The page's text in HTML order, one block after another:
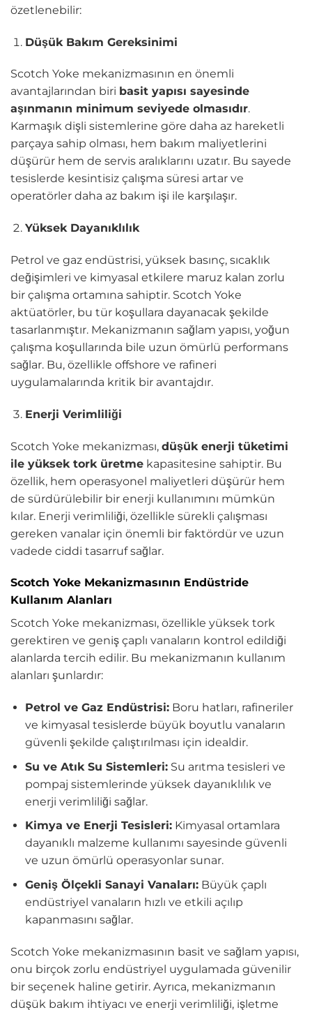
özetlenebilir:
Düşük Bakım Gereksinimi
Scotch Yoke mekanizmasının en önemli
avantajlarından biri basit yapısı sayesinde
aşınmanın minimum seviyede olmasıdır.
Karmaşık dişli sistemlerine göre daha az hareketli
parçaya sahip olması, hem bakım maliyetlerini
düşürür hem de servis aralıklarını uzatır. Bu sayede
tesislerde kesintisiz çalışma süresi artar ve
operatörler daha az bakım işi ile karşılaşır.
Yüksek Dayanıklılık
Petrol ve gaz endüstrisi, yüksek basınç, sıcaklık
değişimleri ve kimyasal etkilere maruz kalan zorlu
bir çalışma ortamına sahiptir. Scotch Yoke
aktüatörler, bu tür koşullara dayanacak şekilde
tasarlanmıştır. Mekanizmanın sağlam yapısı, yoğun
çalışma koşullarında bile uzun ömürlü performans
sağlar. Bu, özellikle offshore ve rafineri
uygulamalarında kritik bir avantajdır.
Enerji Verimliliği
Scotch Yoke mekanizması, düşük enerji tüketimi
ile yüksek tork üretme kapasitesine sahiptir. Bu
özellik, hem operasyonel maliyetleri düşürür hem
de sürdürülebilir bir enerji kullanımını mümkün
kılar. Enerji verimliliği, özellikle sürekli çalışması
gereken vanalar için önemli bir faktördür ve uzun
vadede ciddi tasarruf sağlar.
Scotch Yoke Mekanizmasının Endüstride
Kullanım Alanları
Scotch Yoke mekanizması, özellikle yüksek tork
gerektiren ve geniş çaplı vanaların kontrol edildiği
alanlarda tercih edilir. Bu mekanizmanın kullanım
alanları şunlardır:
Petrol ve Gaz Endüstrisi:Boru hatları, rafineriler
ve kimyasal tesislerde büyük boyutlu vanaların
güvenli şekilde çalıştırılması için idealdir.
Su ve Atık Su Sistemleri:Su arıtma tesisleri ve
pompaj sistemlerinde yüksek dayanıklılık ve
enerji verimliliği sağlar.
Kimya ve Enerji Tesisleri:Kimyasal ortamlara
dayanıklı malzeme kullanımı sayesinde güvenli
ve uzun ömürlü operasyonlar sunar.
Geniş Ölçekli Sanayi Vanaları:Büyük çaplı
endüstriyel vanaların hızlı ve etkili açılıp
kapanmasını sağlar.
Scotch Yoke mekanizmasının basit ve sağlam yapısı,
onu birçok zorlu endüstriyel uygulamada güvenilir
bir seçenek haline getirir. Ayrıca, mekanizmanın
düşük bakım ihtiyacı ve enerji verimliliği, işletme